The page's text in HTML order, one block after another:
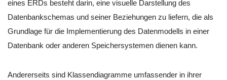
eines ERDs besteht darin, eine visuelle Darstellung des
Datenbankschemas und seiner Beziehungen zu liefern, die als
Grundlage für die Implementierung des Datenmodells in einer
Datenbank oder anderen Speichersystemen dienen kann.
Andererseits sind Klassendiagramme umfassender in ihrer